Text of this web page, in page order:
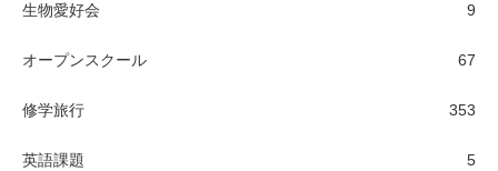
生物愛好会 9
オープンスクール 67
修学旅行 353
英語課題 5